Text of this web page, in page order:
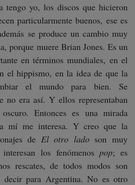
tengo yo, los discos que hicieron
particularmente buenos, ese es
se produce un cambio muy
porque muere Brian Jones. Es un
en términos mundiales, en el
el hippismo, en la idea de que la
el mundo para bien. Se
no era así. Y ellos representaban
Entonces es una mirada
mí me interesa. Y creo que la
de El otro ladoson muy
los fenómenospop; es
rescates, de todos modos son
decir para Argentina. No es otro